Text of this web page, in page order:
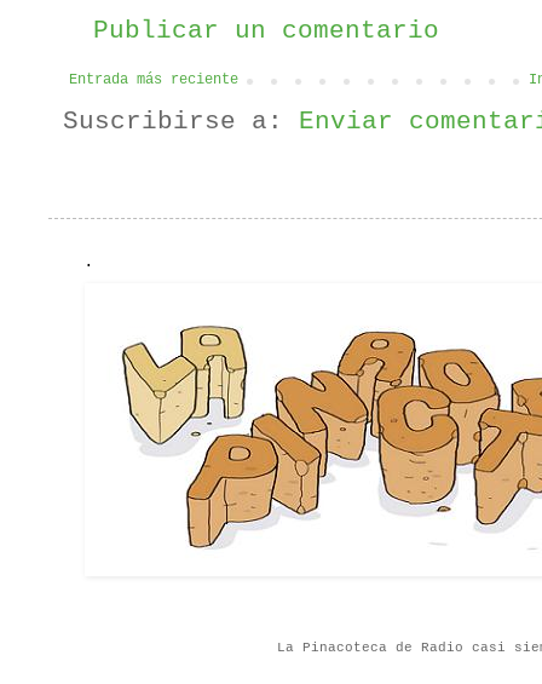
Publicar un comentario
Entrada más reciente
Suscribirse a: Enviar
.
La Pinacoteca de Radio casi